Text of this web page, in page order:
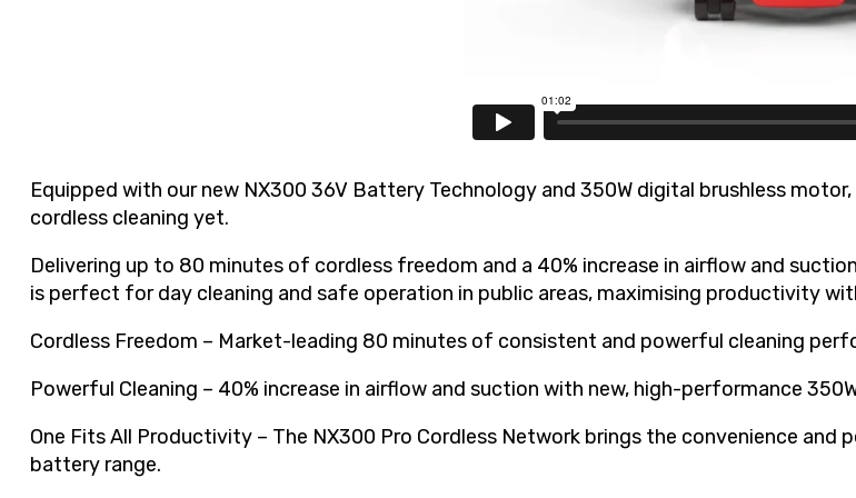
Equipped with our new NX300 36V Battery Technology and 350W digital brushless
cordless cleaning yet.
Delivering up to 80 minutes of cordless freedom and a 40% increase in airflow and
is perfect for day cleaning and safe operation in public areas, maximising productivity
Cordless Freedom – Market-leading 80 minutes of consistent and powerful cleaning
Powerful Cleaning – 40% increase in airflow and suction with new, high-performance
One Fits All Productivity – The NX300 Pro Cordless Network brings the convenience
battery range.